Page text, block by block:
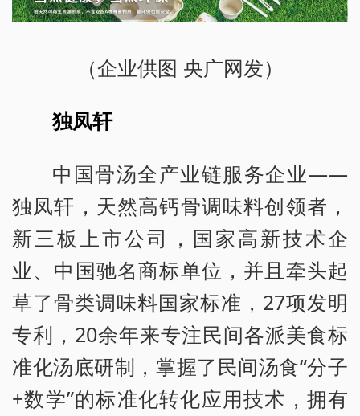
（企业供图 央广网发）
独凤轩
中国骨汤全产业链服务企业——
独凤轩，天然高钙骨调味料创领者，
新三板上市公司，国家高新技术企
业、中国驰名商标单位，并且牵头起
草了骨类调味料国家标准，27项发明
专利，20余年来专注民间各派美食标
准化汤底研制，掌握了民间汤食“分子
+数学”的标准化转化应用技术，拥有